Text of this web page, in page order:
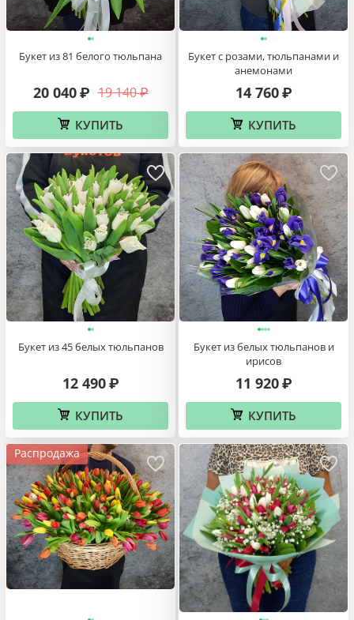
Букет из 81 белого тюльпана
19 140 ₽
20 040 ₽
КУПИТЬ
Букет с розами, тюльпанами и
анемонами
14 760 ₽
КУПИТЬ
Букет из 45 белых тюльпанов
12 490 ₽
КУПИТЬ
Букет из белых тюльпанов и
ирисов
11 920 ₽
КУПИТЬ
Распродажа